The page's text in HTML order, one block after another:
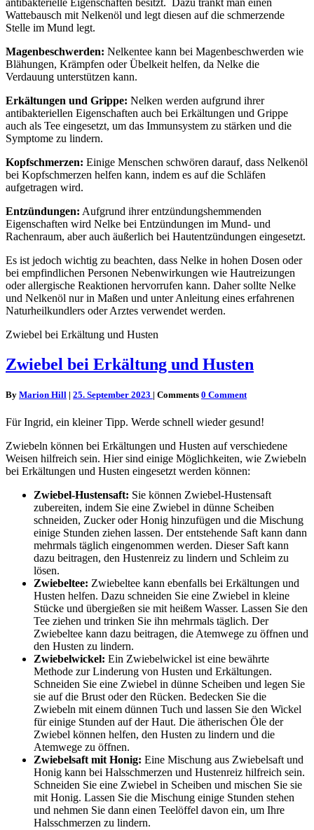
antibakterielle Eigenschaften besitzt. Dazu tränkt man einen
Wattebausch mit Nelkenöl und legt diesen auf die schmerzende
Stelle im Mund legt.
Magenbeschwerden: Nelkentee kann bei Magenbeschwerden wie
Blähungen, Krämpfen oder Übelkeit helfen, da Nelke die
Verdauung unterstützen kann.
Erkältungen und Grippe: Nelken werden aufgrund ihrer
antibakteriellen Eigenschaften auch bei Erkältungen und Grippe
auch als Tee eingesetzt, um das Immunsystem zu stärken und die
Symptome zu lindern.
Kopfschmerzen: Einige Menschen schwören darauf, dass Nelkenöl
bei Kopfschmerzen helfen kann, indem es auf die Schläfen
aufgetragen wird.
Entzündungen: Aufgrund ihrer entzündungshemmenden
Eigenschaften wird Nelke bei Entzündungen im Mund- und
Rachenraum, aber auch äußerlich bei Hautentzündungen eingesetzt.
Es ist jedoch wichtig zu beachten, dass Nelke in hohen Dosen oder
bei empfindlichen Personen Nebenwirkungen wie Hautreizungen
oder allergische Reaktionen hervorrufen kann. Daher sollte Nelke
und Nelkenöl nur in Maßen und unter Anleitung eines erfahrenen
Naturheilkundlers oder Arztes verwendet werden.
Zwiebel bei Erkältung und Husten
Zwiebel bei Erkältung und Husten
By Marion Hill | 25. September 2023 | Comments 0 Comment
Für Ingrid, ein kleiner Tipp. Werde schnell wieder gesund!
Zwiebeln können bei Erkältungen und Husten auf verschiedene
Weisen hilfreich sein. Hier sind einige Möglichkeiten, wie Zwiebeln
bei Erkältungen und Husten eingesetzt werden können:
Zwiebel-Hustensaft: Sie können Zwiebel-Hustensaft
zubereiten, indem Sie eine Zwiebel in dünne Scheiben
schneiden, Zucker oder Honig hinzufügen und die Mischung
einige Stunden ziehen lassen. Der entstehende Saft kann dann
mehrmals täglich eingenommen werden. Dieser Saft kann
dazu beitragen, den Hustenreiz zu lindern und Schleim zu
lösen.
Zwiebeltee: Zwiebeltee kann ebenfalls bei Erkältungen und
Husten helfen. Dazu schneiden Sie eine Zwiebel in kleine
Stücke und übergießen sie mit heißem Wasser. Lassen Sie den
Tee ziehen und trinken Sie ihn mehrmals täglich. Der
Zwiebeltee kann dazu beitragen, die Atemwege zu öffnen und
den Husten zu lindern.
Zwiebelwickel: Ein Zwiebelwickel ist eine bewährte
Methode zur Linderung von Husten und Erkältungen.
Schneiden Sie eine Zwiebel in dünne Scheiben und legen Sie
sie auf die Brust oder den Rücken. Bedecken Sie die
Zwiebeln mit einem dünnen Tuch und lassen Sie den Wickel
für einige Stunden auf der Haut. Die ätherischen Öle der
Zwiebel können helfen, den Husten zu lindern und die
Atemwege zu öffnen.
Zwiebelsaft mit Honig: Eine Mischung aus Zwiebelsaft und
Honig kann bei Halsschmerzen und Hustenreiz hilfreich sein.
Schneiden Sie eine Zwiebel in Scheiben und mischen Sie sie
mit Honig. Lassen Sie die Mischung einige Stunden stehen
und nehmen Sie dann einen Teelöffel davon ein, um Ihre
Halsschmerzen zu lindern.